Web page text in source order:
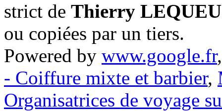
strict de Thierry LEQUEU
ou copiées par un tiers.
Powered by www.google.fr
- Coiffure mixte et barbier,
Organisatrices de voyage